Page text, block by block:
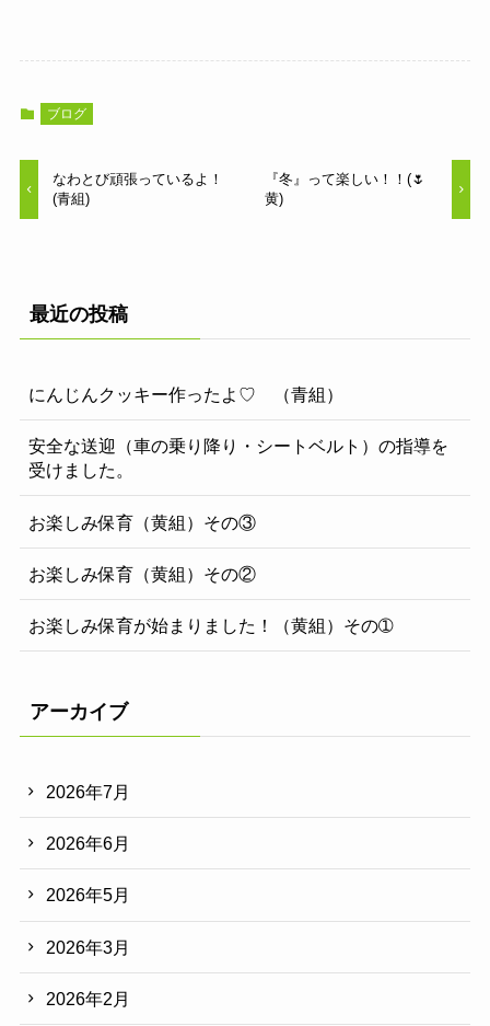
ブログ
なわとび頑張っているよ！
(青組)
『冬』って楽しい！！(🌷
黄)
最近の投稿
にんじんクッキー作ったよ♡ （青組）
安全な送迎（車の乗り降り・シートベルト）の指導を
受けました。
お楽しみ保育（黄組）その③
お楽しみ保育（黄組）その②
お楽しみ保育が始まりました！（黄組）その➀
アーカイブ
2026年7月
2026年6月
2026年5月
2026年3月
2026年2月